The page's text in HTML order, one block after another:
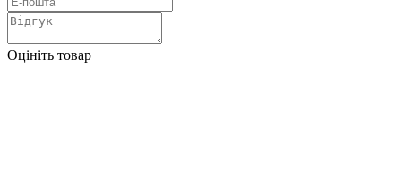
Оцініть товар